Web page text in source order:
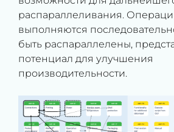
распараллеливания.
выполняются
быть распараллелены,
потенциал для улучшения
производительности.